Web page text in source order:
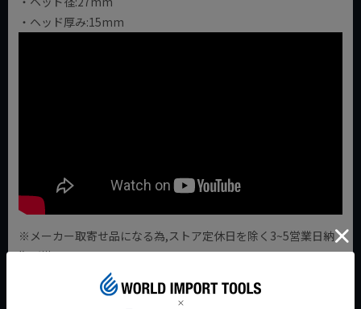
・ヘッド厚み:15mm
※メーカー取寄せ品になる為,ストア定休日を除く3~5営業日納
期が掛かります。
商品によっては1週間～10日掛かる場合もございます。
JAN:4712818937695